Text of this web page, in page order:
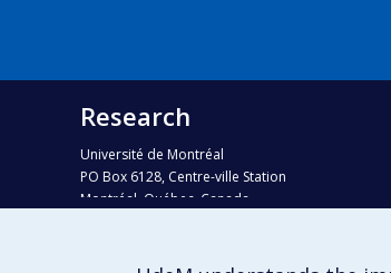
Research
Université de Montréal
PO Box 6128, Centre-ville Station
Montréal, Québec, Canada
Phone : 514 343-6111, #38492